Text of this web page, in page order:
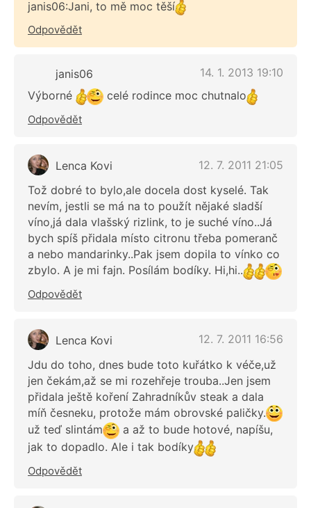
janis06:Jani, to mě moc těší
Odpovědět
janis06
14. 1. 2013 19:10
Výborné
celé rodince moc chutnalo
Odpovědět
Lenca Kovi
12. 7. 2011 21:05
Tož dobré to bylo,ale docela dost kyselé. Tak
nevím, jestli se má na to použít nějaké sladší
víno,já dala vlašský rizlink, to je suché víno..Já
bych spíš přidala místo citronu třeba pomeranč
a nebo mandarinky..Pak jsem dopila to vínko co
zbylo. A je mi fajn. Posílám bodíky. Hi,hi..
Odpovědět
Lenca Kovi
12. 7. 2011 16:56
Jdu do toho, dnes bude toto kuřátko k véče,už
jen čekám,až se mi rozehřeje trouba..Jen jsem
přidala ještě koření Zahradníkův steak a dala
míň česneku, protože mám obrovské paličky.
už teď slintám
a až to bude hotové, napíšu,
jak to dopadlo. Ale i tak bodíky
Odpovědět